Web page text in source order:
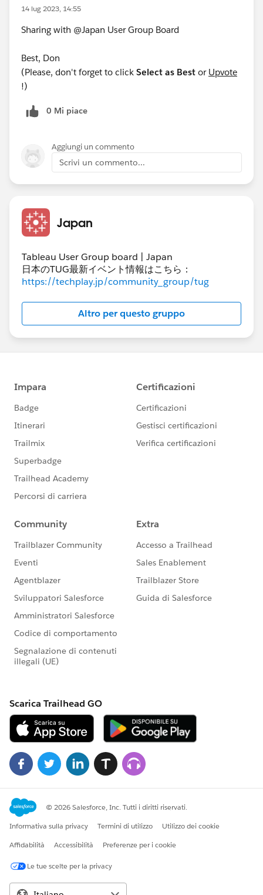
14 lug 2023, 14:55
Sharing with @Japan​ User Group Board
Best, Don
(Please, don't forget to click Select as Best or Upvote
!)
0 Mi piace
Aggiungi un commento
Scrivi un commento...
Japan
Tableau User Group board | Japan
日本のTUG最新イベント情報はこちら：
https://techplay.jp/community_group/tug
Altro per questo gruppo